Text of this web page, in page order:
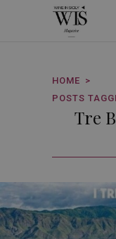
HOME
POSTS
Tre